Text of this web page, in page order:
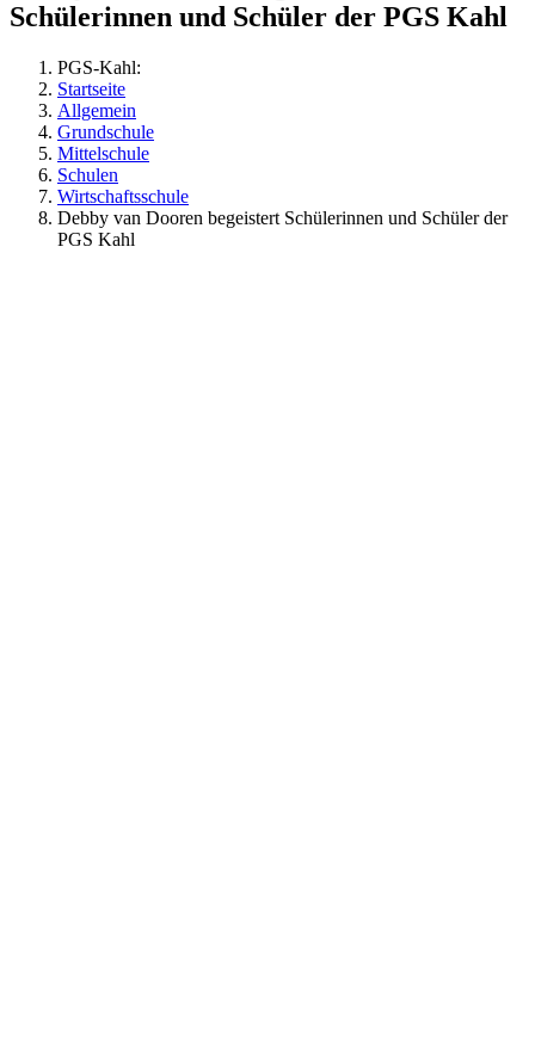
Schülerinnen und Schüler der PGS Kahl
PGS-Kahl:
Startseite
Allgemein
Grundschule
Mittelschule
Schulen
Wirtschaftsschule
Debby van Dooren begeistert Schülerinnen und Schüler der
PGS Kahl